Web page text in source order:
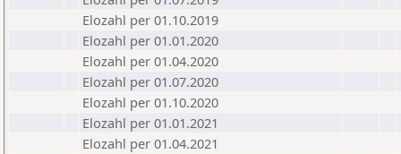
Elozahl per 01.10.2019
Elozahl per 01.01.2020
Elozahl per 01.04.2020
Elozahl per 01.07.2020
Elozahl per 01.10.2020
Elozahl per 01.01.2021
Elozahl per 01.04.2021